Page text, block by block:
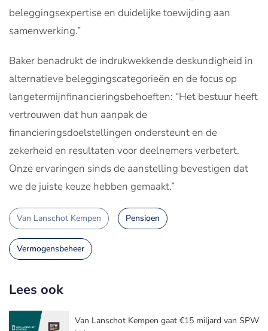
beleggingsexpertise en duidelijke toewijding aan
samenwerking.”
Baker benadrukt de indrukwekkende deskundigheid in
alternatieve beleggingscategorieën en de focus op
langetermijnfinancieringsbehoeften: “Het bestuur heeft
vertrouwen dat hun aanpak de
financieringsdoelstellingen ondersteunt en de
zekerheid en resultaten voor deelnemers verbetert.
Onze ervaringen sinds de aanstelling bevestigen dat
we de juiste keuze hebben gemaakt.”
Van Lanschot Kempen Pensioen
Vermogensbeheer
Lees ook
Van Lanschot Kempen gaat €15 miljard van SPW